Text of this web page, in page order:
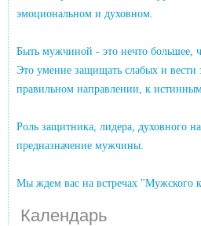
эмоциональном и духовном.
Быть мужчиной - это нечто большее,
Это умение защищать слабых и вести
правильном направлении, к
Роль защитника, лидера, духовного
предназначение мужчины.
Мы ждем вас на встречах "Мужского
Календарь